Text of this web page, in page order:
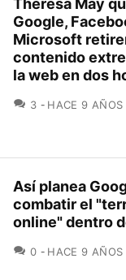
Theresa May
Google,
Microsoft
contenido
la web en dos
3 COMENTARIOS
HACE 9 AÑOS
Así planea
combatir el
online" dentro
0 COMENTARIOS
HACE 9 AÑOS